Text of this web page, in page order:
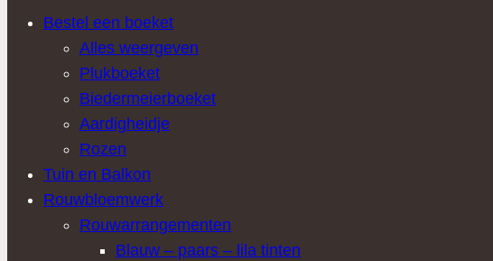
Bestel een boeket
Alles weergeven
Plukboeket
Biedermeierboeket
Aardigheidje
Rozen
Tuin en Balkon
Rouwbloemwerk
Rouwarrangementen
Blauw – paars – lila tinten